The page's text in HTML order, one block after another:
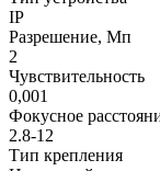
IP
Разрешение, Мп
2
Чувствительность
0,001
Фокусное
2.8-12
Тип крепления